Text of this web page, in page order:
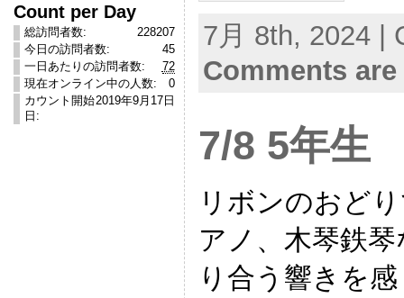
Count per Day
228207
総訪問者数:
45
今日の訪問者数:
72
一日あたりの訪問者数:
0
現在オンライン中の人数:
2019年9月17日
カウント開始
日:
7月 8th, 2024 |
Comments
7/8 5年生
リボンのおど
アノ、木琴鉄
り合う響きを